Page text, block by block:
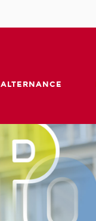
ALTERNANCE